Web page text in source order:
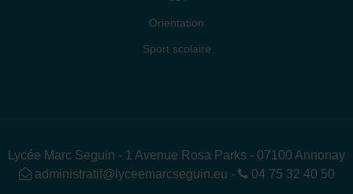
Orientation
Sport scolaire
Lycée Marc Seguin - 1 Avenue Rosa Parks - 07100 Annonay
administratif@lyceemarcseguin.eu - 04 75 32 40 50